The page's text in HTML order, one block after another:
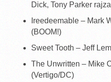
Dick, Tony Parker
Ireedeemable – Mark
(BOOM!)
Sweet Tooth – Jeff
The Unwritten – Mike
(Vertigo/DC)